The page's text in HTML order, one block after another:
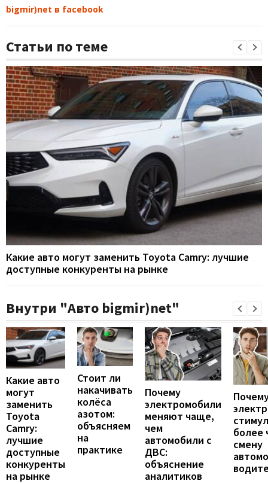
bigmir)net в facebook
Статьи по теме
Какие авто могут заменить Toyota Camry: лучшие
доступные конкуренты на рынке
Внутри "Авто bigmir)net"
Какие авто
могут
заменить
Toyota
Camry:
лучшие
доступные
конкуренты
на рынке
Стоит ли
накачивать
колёса
азотом:
объясняем
на
практике
Почему
электромобили
меняют чаще,
чем
автомобили с
ДВС:
объяснение
аналитиков
более
смену